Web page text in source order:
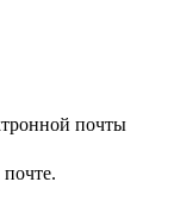
почты